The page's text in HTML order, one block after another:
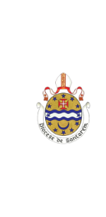
A DIOCESE
VIDA
NOTÍCIAS